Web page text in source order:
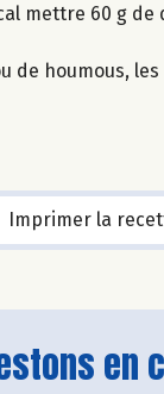
mettre 60 g
de houmous,
Imprimer la
en